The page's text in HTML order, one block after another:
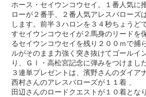
ホース・セイウンコウセイ。１番人気に
ローが２番手、２番人気アレスバローズ
します。前半３ハロンを３４秒ちょうど
すセイウンコウセイが２馬身のリードを
るセイウンコウセイを残り２００ｍで捕
ルがそのまま力強く突き抜けてゴールイ
り、ＧⅠ・高松宮記念に弾みをつけました
３連単プレゼントは、濱野さんのダイア
西村さんのアレスバローズが１１着 、
田辺さんのロードクエストが１０着とな